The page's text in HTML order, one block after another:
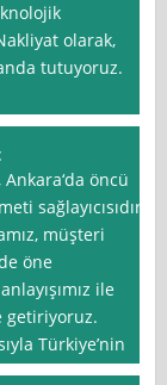
olarak,
tutuyoruz.
öncü
sağlayıcısıdır.
müşteri
öne
ile
getiriyoruz.
Türkiye’nin